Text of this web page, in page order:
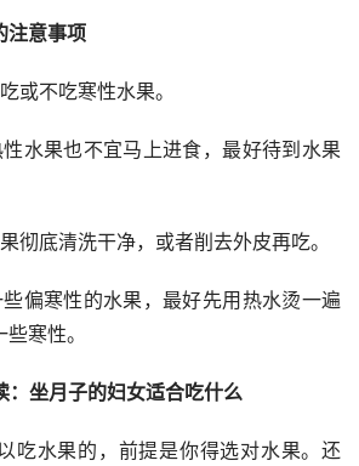
注意事项
或不吃寒性水果。
水果也不宜马上进食，最好待到水果
彻底清洗干净，或者削去外皮再吃。
偏寒性的水果，最好先用热水烫一遍
寒性。
坐月子的妇女适合吃什么
吃水果的，前提是你得选对水果。还